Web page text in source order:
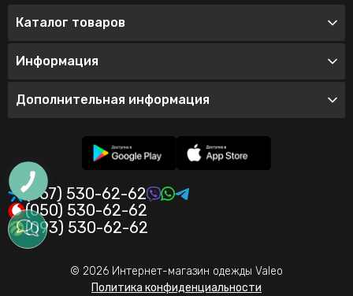
Каталог товаров
Информация
Дополнительная информация
(067) 530-62-62
(050) 530-62-62
(093) 530-62-62
© 2026 Интернет-магазин одежды Valeo
Политика конфиденциальности